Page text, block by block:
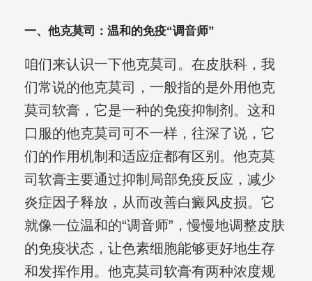
一、他克莫司：温和的免疫“调音师”
咱们来认识一下他克莫司。在皮肤科，我
们常说的他克莫司，一般指的是外用他克
莫司软膏，它是一种的免疫抑制剂。这和
口服的他克莫司可不一样，往深了说，它
们的作用机制和适应症都有区别。他克莫
司软膏主要通过抑制局部免疫反应，减少
炎症因子释放，从而改善白癜风皮损。它
就像一位温和的“调音师”，慢慢地调整皮肤
的免疫状态，让色素细胞能够更好地生存
和发挥作用。他克莫司软膏有两种浓度规